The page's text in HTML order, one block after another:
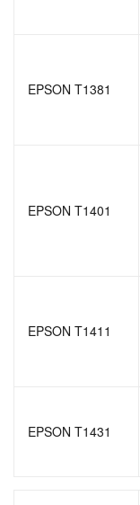
EPSON T1381
EPSON T1401
EPSON T1411
EPSON T1431